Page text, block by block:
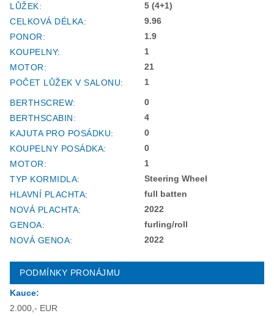
LŮŽEK:
5 (4+1)
CELKOVÁ DÉLKA:
9.96
PONOR:
1.9
KOUPELNY:
1
MOTOR:
21
POČET LŮŽEK V SALONU:
1
BERTHSCREW:
0
BERTHSCABIN:
4
KAJUTA PRO POSÁDKU:
0
KOUPELNY POSÁDKA:
0
MOTOR:
1
TYP KORMIDLA:
Steering Wheel
HLAVNÍ PLACHTA:
full batten
NOVÁ PLACHTA:
2022
GENOA:
furling/roll
NOVÁ GENOA:
2022
PODMÍNKY PRONÁJMU
Kauce:
2.000,- EUR